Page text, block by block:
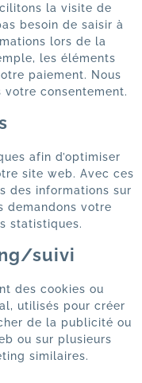
la visite de
besoin de saisir à
lors de la
les éléments
paiement. Nous
votre consentement.
afin d’optimiser
site web. Avec ces
des informations sur
demandons votre
statistiques.
suivi
des cookies ou
utilisés pour créer
de la publicité ou
ou sur plusieurs
similaires.